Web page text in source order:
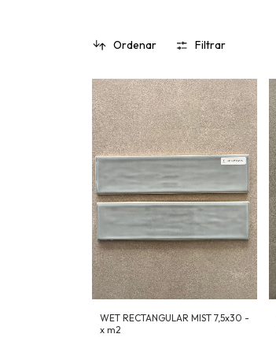
Ordenar Filtrar
WET RECTANGULAR MIST 7,5x30 -
x m2